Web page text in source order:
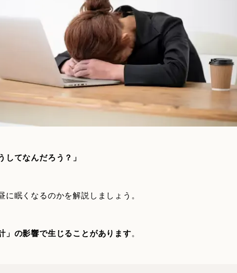
してなんだろう？」
に眠くなるのかを解説しましょう。
」の影響で生じることがあります。